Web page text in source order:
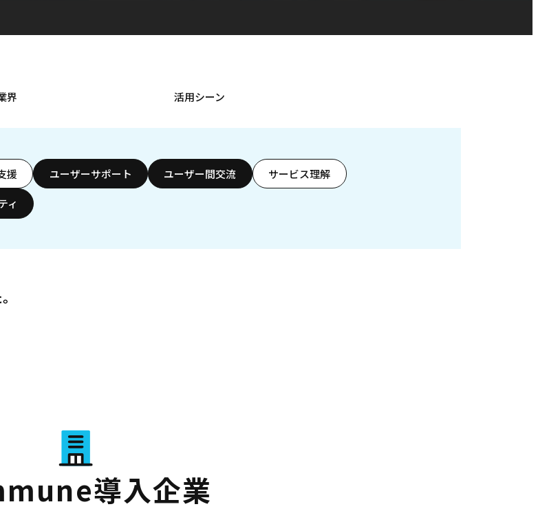
界 活用シーン
援 ユーザーサポート ユーザー間交流 サービス理解
ィ
導入企業